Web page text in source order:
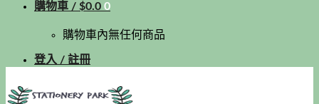
購物車 / $0.0 0
購物車內無任何商品
登入 / 註冊